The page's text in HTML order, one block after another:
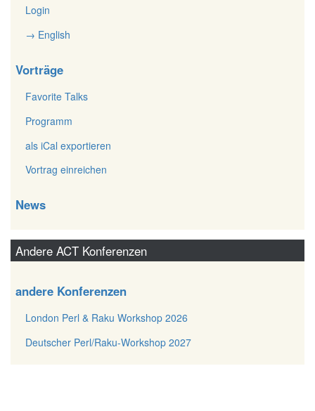
Login
→ English
Vorträge
Favorite Talks
Programm
als iCal exportieren
Vortrag einreichen
News
Andere ACT Konferenzen
andere Konferenzen
London Perl & Raku Workshop 2026
Deutscher Perl/Raku-Workshop 2027